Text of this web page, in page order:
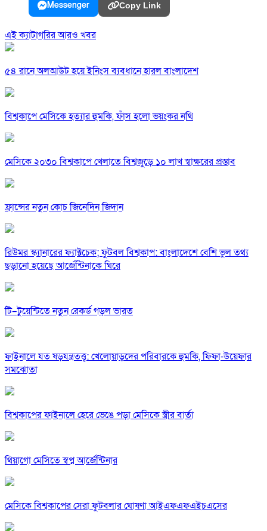
Messenger Copy Link
এই ক্যাটাগরির আরও খবর
৫৪ রানে অলআউট হয়ে ইনিংস ব্যবধানে হারল বাংলাদেশ
বিশ্বকাপে মেসিকে হত্যার হুমকি, ফাঁস হলো ভয়ংকর নথি
মেসিকে ২০৩০ বিশ্বকাপে খেলাতে বিশ্বজুড়ে ১০ লাখ স্বাক্ষরের প্রস্তাব
ফ্রান্সের নতুন কোচ জিনেদিন জিদান
রিউমর স্ক্যানারের ফ্যাক্টচেক; ফুটবল বিশ্বকাপ: বাংলাদেশে বেশি ভুল তথ্য
ছড়ানো হয়েছে আর্জেন্টিনাকে ঘিরে
টি–টুয়েন্টিতে নতুন রেকর্ড গড়ল ভারত
ফাইনালে যত ষড়যন্ত্রতত্ত্ব: খেলোয়াড়দের পরিবারকে হুমকি, ফিফা-উয়েফার
সমঝোতা
বিশ্বকাপের ফাইনালে হেরে ভেঙে পড়া মেসিকে স্ত্রীর বার্তা
থিয়াগো মেসিতে স্বপ্ন আর্জেন্টিনার
মেসিকে বিশ্বকাপের সেরা ফুটবলার ঘোষণা আইএফএফএইচএসের